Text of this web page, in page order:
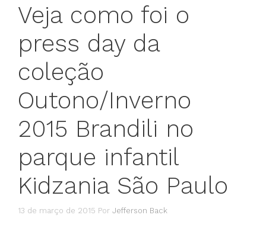
Veja como foi o
press day da
coleção
Outono/Inverno
2015 Brandili no
parque infantil
Kidzania São Paulo
13 de março de 2015 Por Jefferson Back